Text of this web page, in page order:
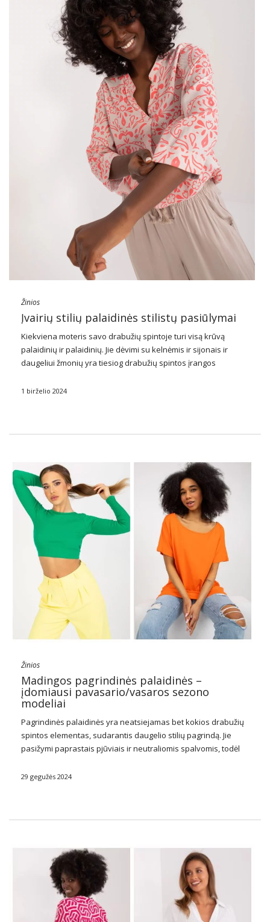
Žinios
Įvairių stilių palaidinės stilistų pasiūlymai
Kiekviena moteris savo drabužių spintoje turi visą krūvą
palaidinių ir palaidinių. Jie dėvimi su kelnėmis ir sijonais ir
daugeliui žmonių yra tiesiog drabužių spintos įrangos
Peržiūrėkite mūsų aprangos idėjas su palaidine …
1 birželio 2024
Žinios
Madingos pagrindinės palaidinės –
įdomiausi pavasario/vasaros sezono
modeliai
Pagrindinės palaidinės yra neatsiejamas bet kokios drabužių
spintos elementas, sudarantis daugelio stilių pagrindą. Jie
pasižymi paprastais pjūviais ir neutraliomis spalvomis, todėl
elementais. Dėl savo universalumo pagrindinės palaidinės yra
29 gegužės 2024